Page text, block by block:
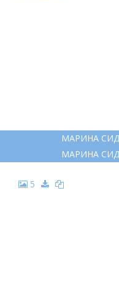
МАРИНА
МАРИНА
5